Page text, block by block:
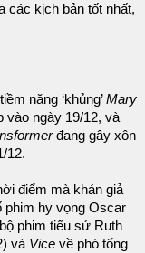
các kịch bản tốt nhất,
năng ‘khủng’Mary
vào ngày 19/12, và
đang gây xôn
12.
điểm mà khán giả
phim hy vọng Oscar
phim tiểu sử Ruth
và Vice về phó tổng